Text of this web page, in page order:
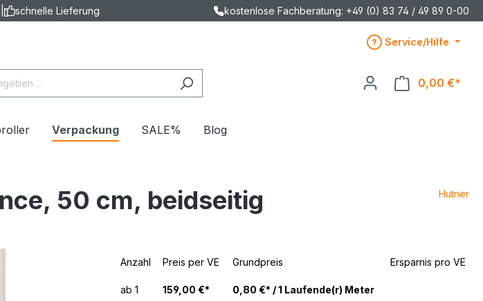
schnelle Lieferung kostenlose Fachberatung: +49 (0) 83 74 / 49 89 0-00
Service/Hilfe
0,00 €*
Verpackung SALE% Blog
50 cm, beidseitig Hutner
Anzahl Preis per VE Grundpreis Ersparnis pro VE
ab 1 159,00 €* 0,80 €* / 1 Laufende(r) Meter